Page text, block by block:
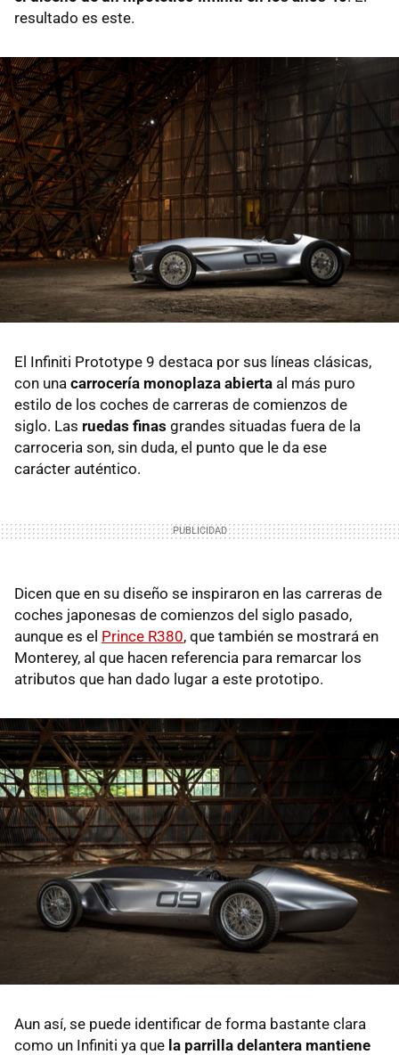
resultado es este.
El Infiniti Prototype 9 destaca por sus líneas clásicas,
con una carrocería monoplaza abierta al más puro
estilo de los coches de carreras de comienzos de
siglo. Las ruedas finas grandes situadas fuera de la
carroceria son, sin duda, el punto que le da ese
carácter auténtico.
Dicen que en su diseño se inspiraron en las carreras de
coches japonesas de comienzos del siglo pasado,
aunque es el Prince R380, que también se mostrará en
Monterey, al que hacen referencia para remarcar los
atributos que han dado lugar a este prototipo.
Aun así, se puede identificar de forma bastante clara
como un Infiniti ya que la parrilla delantera mantiene